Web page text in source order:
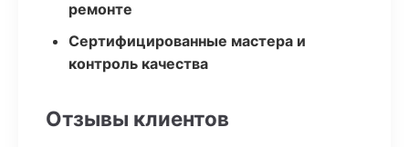
ремонте
Сертифицированные мастера и
контроль качества
Отзывы клиентов